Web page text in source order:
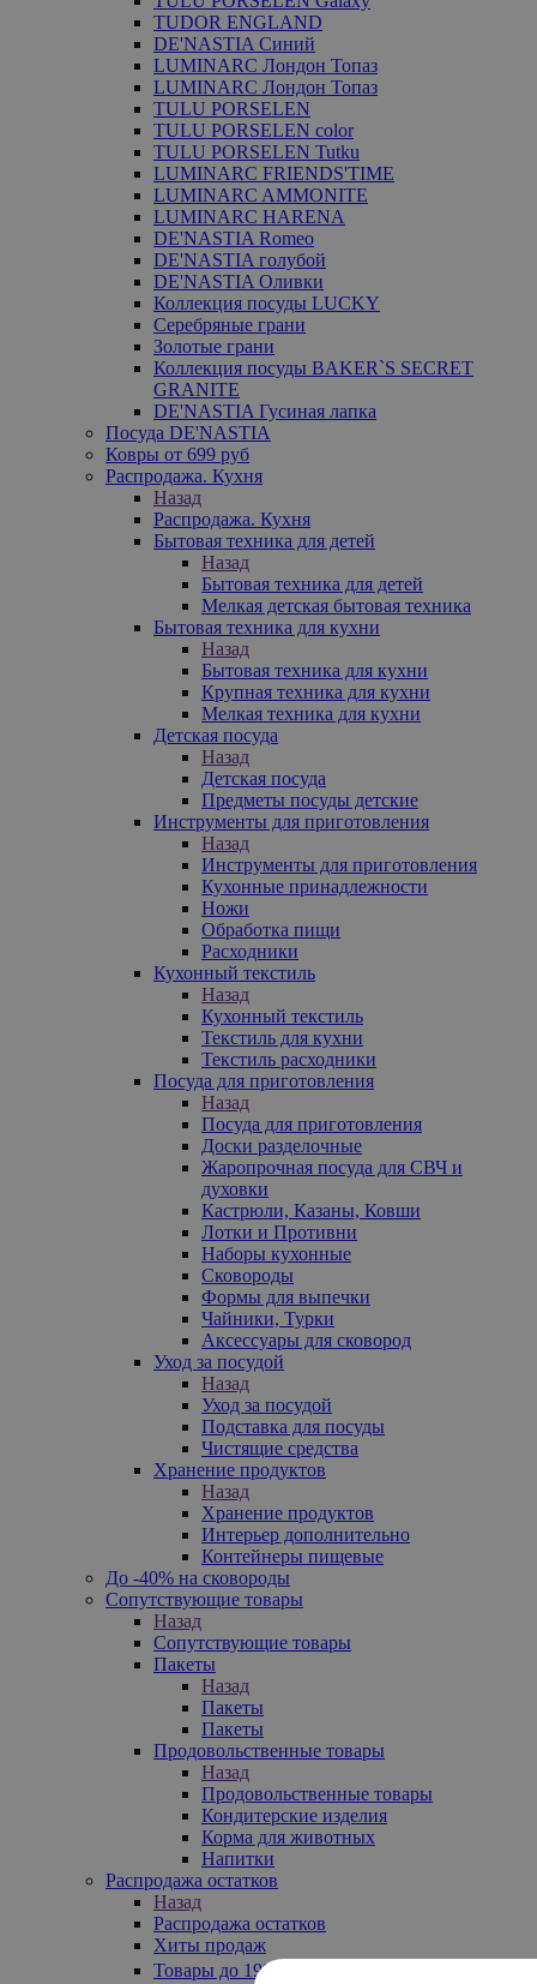
TUDOR ENGLAND
DE'NASTIA Синий
LUMINARC Лондон Топаз
LUMINARC Лондон Топаз
TULU PORSELEN
TULU PORSELEN color
TULU PORSELEN Tutku
LUMINARC FRIENDS'TIME
LUMINARC AMMONITE
LUMINARC HARENA
DE'NASTIA Romeo
DE'NASTIA голубой
DE'NASTIA Оливки
Коллекция посуды LUCKY
Серебряные грани
Золотые грани
Коллекция посуды BAKER`S SECRET
GRANITE
DE'NASTIA Гусиная лапка
Посуда DE'NASTIA
Ковры от 699 руб
Распродажа. Кухня
Назад
Распродажа. Кухня
Бытовая техника для детей
Назад
Бытовая техника для детей
Мелкая детская бытовая техника
Бытовая техника для кухни
Назад
Бытовая техника для кухни
Крупная техника для кухни
Мелкая техника для кухни
Детская посуда
Назад
Детская посуда
Предметы посуды детские
Инструменты для приготовления
Назад
Инструменты для приготовления
Кухонные принадлежности
Ножи
Обработка пищи
Расходники
Кухонный текстиль
Назад
Кухонный текстиль
Текстиль для кухни
Текстиль расходники
Посуда для приготовления
Назад
Посуда для приготовления
Доски разделочные
Жаропрочная посуда для СВЧ и
духовки
Кастрюли, Казаны, Ковши
Лотки и Противни
Наборы кухонные
Сковороды
Формы для выпечки
Чайники, Турки
Аксессуары для сковород
Уход за посудой
Назад
Уход за посудой
Подставка для посуды
Чистящие средства
Хранение продуктов
Назад
Хранение продуктов
Интерьер дополнительно
Контейнеры пищевые
До -40% на сковороды
Сопутствующие товары
Назад
Сопутствующие товары
Пакеты
Назад
Пакеты
Пакеты
Продовольственные товары
Назад
Продовольственные товары
Кондитерские изделия
Корма для животных
Напитки
Распродажа остатков
Назад
Распродажа остатков
Хиты продаж
Товары до 199₽